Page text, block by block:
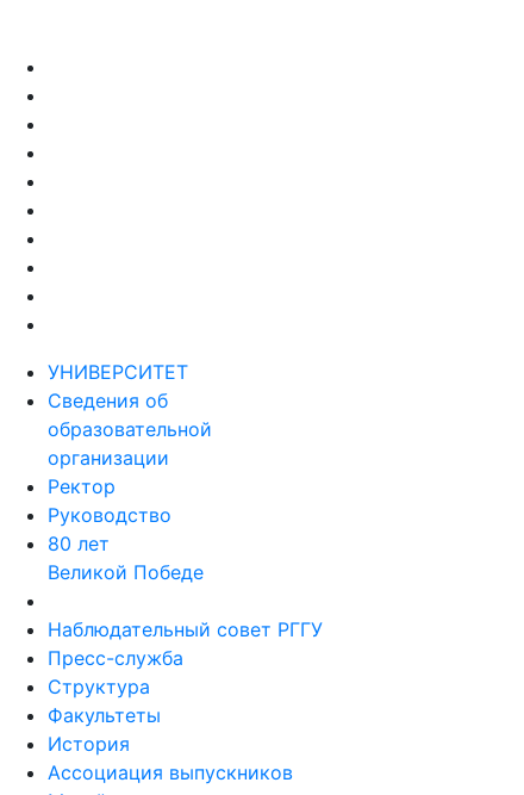
УНИВЕРСИТЕТ
Сведения об
образовательной
организации
Ректор
Руководство
80 лет
Великой Победе
Наблюдательный совет РГГУ
Пресс-служба
Структура
Факультеты
История
Ассоциация выпускников